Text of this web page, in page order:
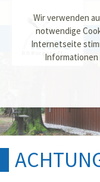
Wir verwenden
notwendige
Internetseite
RG Burgstädt